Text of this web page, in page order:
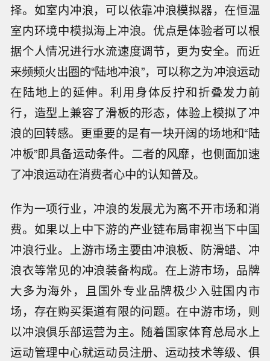
择。如室内冲浪，可以依靠冲浪模拟器，在恒温
室内环境中模拟海上冲浪。优点是体验者可以根
据个人情况进行水流速度调节，更为安全。而近
来频频火出圈的“陆地冲浪”，可以称之为冲浪运动
在陆地上的延伸。利用身体反拧和折叠发力前
行，造型上兼容了滑板的形态，体验上模拟了冲
浪的回转感。更重要的是有一块开阔的场地和“陆
冲板”即具备运动条件。二者的风靡，也侧面加速
了冲浪运动在消费者心中的认知普及。
作为一项行业，冲浪的发展尤为离不开市场和消
费。如果以上中下游的产业链布局审视当下中国
冲浪行业。上游市场主要由冲浪板、防滑蜡、冲
浪衣等常见的冲浪装备构成。在上游市场，品牌
大多为海外，且国外专业品牌极少入驻国内市
场，存在购买渠道有限的问题。在中游市场，则
以冲浪俱乐部运营为主。随着国家体育总局水上
运动管理中心就运动员注册、运动技术等级、俱